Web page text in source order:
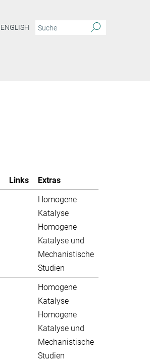
ENGLISH
Links
Extras
Homogene
Katalyse
Homogene
Katalyse und
Mechanistische
Studien
Homogene
Katalyse
Homogene
Katalyse und
Mechanistische
Studien